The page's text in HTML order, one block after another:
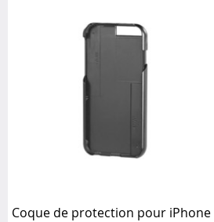
Coque de protection pour iPhone